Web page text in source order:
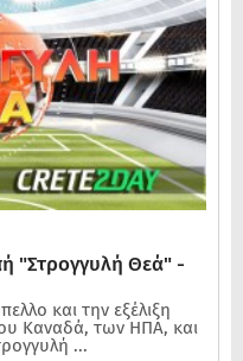
"Στρογγυλή Θεά" -
και την εξέλιξη
Καναδά, των ΗΠΑ, και
...